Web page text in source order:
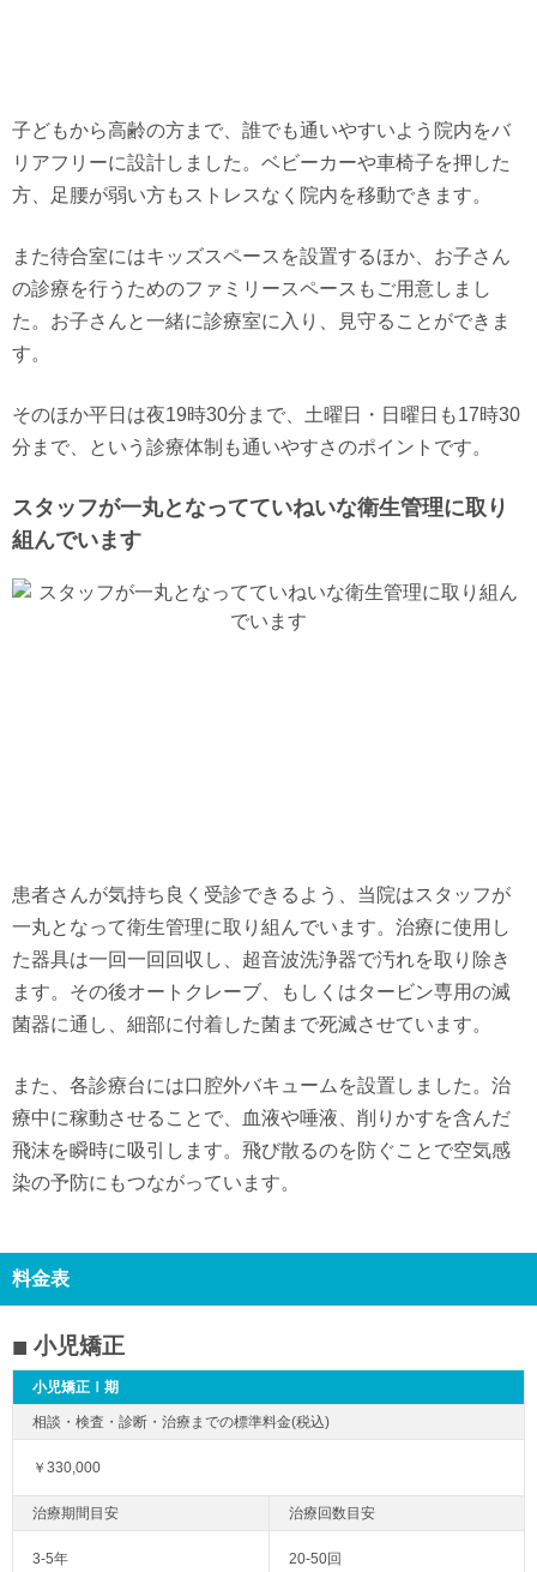
子どもから高齢の方まで、誰でも通いやすいよう院内をバ
リアフリーに設計しました。ベビーカーや車椅子を押した
方、足腰が弱い方もストレスなく院内を移動できます。
また待合室にはキッズスペースを設置するほか、お子さん
の診療を行うためのファミリースペースもご用意しまし
た。お子さんと一緒に診療室に入り、見守ることができま
す。
そのほか平日は夜19時30分まで、土曜日・日曜日も17時30
分まで、という診療体制も通いやすさのポイントです。
スタッフが一丸となってていねいな衛生管理に取り
組んでいます
患者さんが気持ち良く受診できるよう、当院はスタッフが
一丸となって衛生管理に取り組んでいます。治療に使用し
た器具は一回一回回収し、超音波洗浄器で汚れを取り除き
ます。その後オートクレーブ、もしくはタービン専用の滅
菌器に通し、細部に付着した菌まで死滅させています。
また、各診療台には口腔外バキュームを設置しました。治
療中に稼動させることで、血液や唾液、削りかすを含んだ
飛沫を瞬時に吸引します。飛び散るのを防ぐことで空気感
染の予防にもつながっています。
料金表
小児矯正
小児矯正Ⅰ期
￥330,000
3-5年 20-50回